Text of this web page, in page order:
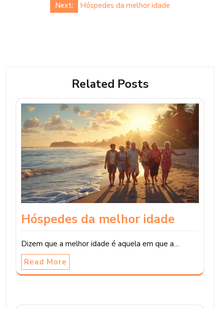
Next:
Hóspedes da melhor idade
Related Posts
Hóspedes da melhor idade
Dizem que a melhor idade é aquela em que a…
Read More